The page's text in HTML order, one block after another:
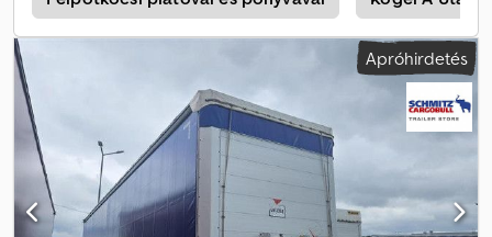
fékrendszer (EBS), szerszámosláda, tolótető, 1x15 és 2x7 pólusú
csatlakozó, antispray, emelhető tető (kézi): 2,9 m – 3,0 m,
ponyvarendszer. Az összes elérhető jármű áttekintése
megtalálható honlapunkon. Finanszírozásra van szüksége? Egyéni
finanszírozási megoldásokat, teljes körű szervizszerződéseket és
telematikai szolgáltatásokat kínálunk. Örömmel állunk
rendelkezésére személyes tanácsadással. Crsdpjzp A Dzjfx Afwef
Apróhirdetés